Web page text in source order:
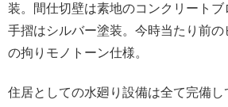
装。間仕切壁は素地のコンクリート
手摺はシルバー塗装。今時当たり前の
の拘りモノトーン仕様。
住居としての水廻り設備は全て完備